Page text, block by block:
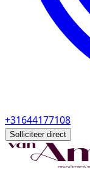
+31644177108
Solliciteer direct